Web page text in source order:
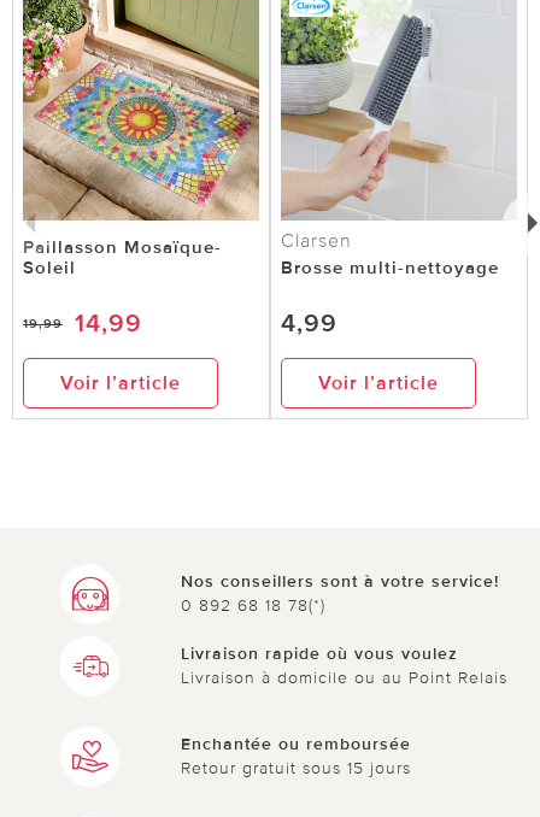
Paillasson Mosaïque-
Soleil
19,99 14,99
Voir l’article
Clarsen
Brosse multi-nettoyage
4,99
Voir l’article
Nos conseillers sont à votre service!
0 892 68 18 78(*)
Livraison rapide où vous voulez
Livraison à domicile ou au Point Relais
Enchantée ou remboursée
Retour gratuit sous 15 jours